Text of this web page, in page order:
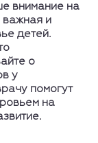
внимание на
и
детей.
о
у
помогут
на